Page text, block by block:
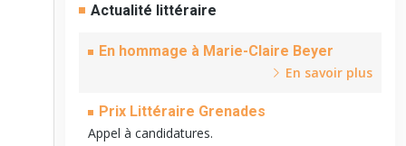
Actualité littéraire
En hommage à Marie-Claire Beyer
En savoir plus
Prix Littéraire Grenades
Appel à candidatures.